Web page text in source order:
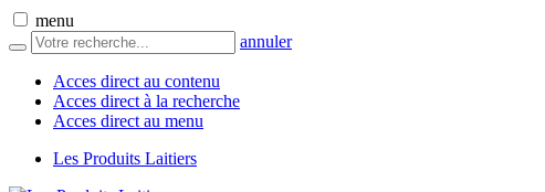
menu
annuler
Acces direct au contenu
Acces direct à la recherche
Acces direct au menu
Les Produits Laitiers